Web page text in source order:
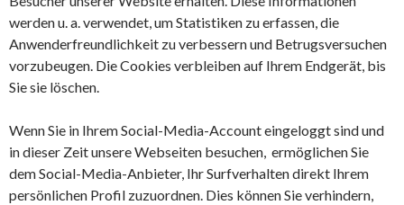
werden u. a. verwendet, um Statistiken zu erfassen, die
Anwenderfreundlichkeit zu verbessern und Betrugsversuchen
vorzubeugen. Die Cookies verbleiben auf Ihrem Endgerät, bis
Sie sie löschen.
Wenn Sie in Ihrem Social-Media-Account eingeloggt sind und
in dieser Zeit unsere Webseiten besuchen, ermöglichen Sie
dem Social-Media-Anbieter, Ihr Surfverhalten direkt Ihrem
persönlichen Profil zuzuordnen. Dies können Sie verhindern,